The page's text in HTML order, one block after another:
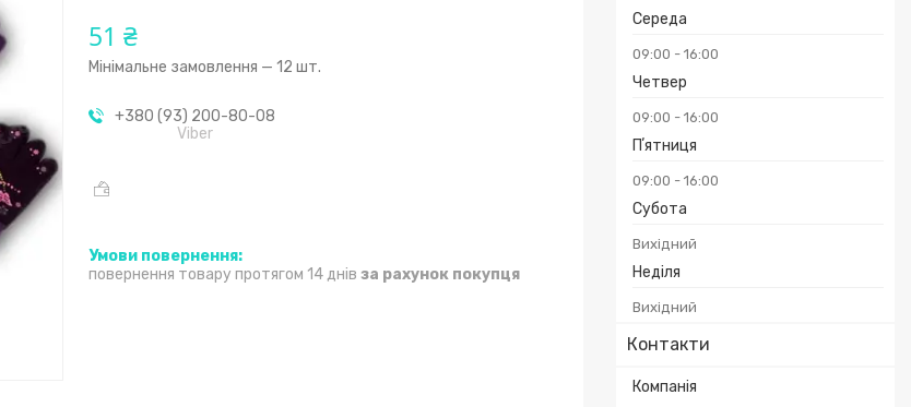
Середа
09:00 16:00
Четвер
09:00 16:00
Пʼятниця
09:00 16:00
Субота
Вихідний
Неділя
Вихідний
Контакти
51 ₴
Мінімальне замовлення — 12 шт.
+380 (93) 200-80-08
Viber
повернення товару протягом 14 днів за рахунок покупця